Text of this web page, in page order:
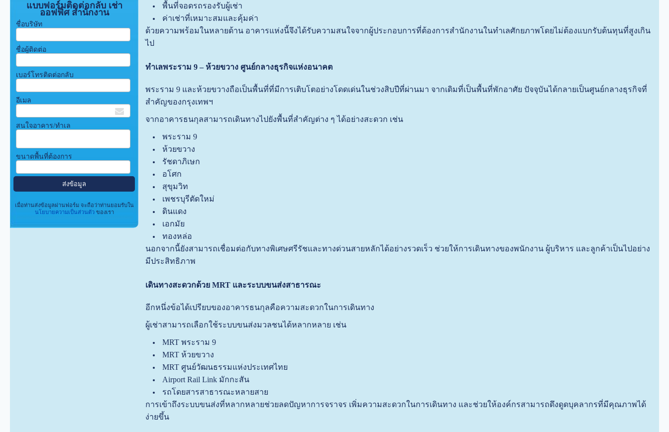
แบบฟอร์มติดต่อกลับ เช่า
ออฟฟิศ สำนักงาน
ชื่อบริษัท
ชื่อผู้ติดต่อ
เบอร์โทรติดต่อกลับ
อีเมล
สนใจอาคาร/ทำเล
ขนาดพื้นที่ต้องการ
เมื่อท่านส่งข้อมูลผ่านฟอร์ม จะถือว่าท่านยอมรับใน
นโยบายความเป็นส่วนตัว ของเรา
พื้นที่จอดรถรองรับผู้เช่า
ค่าเช่าที่เหมาะสมและคุ้มค่า
ด้วยความพร้อมในหลายด้าน อาคารแห่งนี้จึงได้รับความสนใจจากผู้ประกอบการที่ต้องการสำนักงานในทำเลศักยภาพโดยไม่ต้องแบกรับต้นทุนที่สูงเกิน
ไป
ทำเลพระราม 9 – ห้วยขวาง ศูนย์กลางธุรกิจแห่งอนาคต
พระราม 9 และห้วยขวางถือเป็นพื้นที่ที่มีการเติบโตอย่างโดดเด่นในช่วงสิบปีที่ผ่านมา จากเดิมที่เป็นพื้นที่พักอาศัย ปัจจุบันได้กลายเป็นศูนย์กลางธุรกิจที่
สำคัญของกรุงเทพฯ
จากอาคารธนกุลสามารถเดินทางไปยังพื้นที่สำคัญต่าง ๆ ได้อย่างสะดวก เช่น
พระราม 9
ห้วยขวาง
รัชดาภิเษก
อโศก
สุขุมวิท
เพชรบุรีตัดใหม่
ดินแดง
เอกมัย
ทองหล่อ
นอกจากนี้ยังสามารถเชื่อมต่อกับทางพิเศษศรีรัชและทางด่วนสายหลักได้อย่างรวดเร็ว ช่วยให้การเดินทางของพนักงาน ผู้บริหาร และลูกค้าเป็นไปอย่าง
มีประสิทธิภาพ
เดินทางสะดวกด้วย MRT และระบบขนส่งสาธารณะ
อีกหนึ่งข้อได้เปรียบของอาคารธนกุลคือความสะดวกในการเดินทาง
ผู้เช่าสามารถเลือกใช้ระบบขนส่งมวลชนได้หลากหลาย เช่น
MRT พระราม 9
MRT ห้วยขวาง
MRT ศูนย์วัฒนธรรมแห่งประเทศไทย
Airport Rail Link มักกะสัน
รถโดยสารสาธารณะหลายสาย
การเข้าถึงระบบขนส่งที่หลากหลายช่วยลดปัญหาการจราจร เพิ่มความสะดวกในการเดินทาง และช่วยให้องค์กรสามารถดึงดูดบุคลากรที่มีคุณภาพได้
ง่ายขึ้น